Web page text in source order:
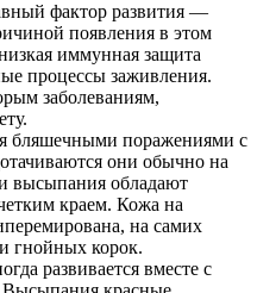
фактор развития —
появления в этом
иммунная защита
процессы заживления.
заболеваниям,
бляшечными поражениями с
они обычно на
высыпания обладают
краем. Кожа на
на самих
гнойных корок.
развивается вместе с